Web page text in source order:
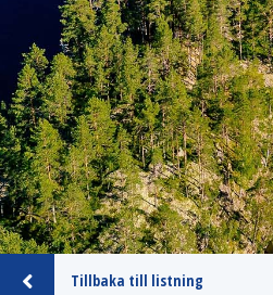
Tillbaka till listning